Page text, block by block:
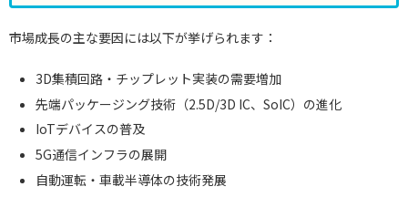
市場成長の主な要因には以下が挙げられます：
3D集積回路・チップレット実装の需要増加
先端パッケージング技術（2.5D/3D IC、SoIC）の進化
IoTデバイスの普及
5G通信インフラの展開
自動運転・車載半導体の技術発展